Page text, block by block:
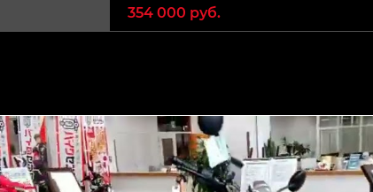
354 000 руб.